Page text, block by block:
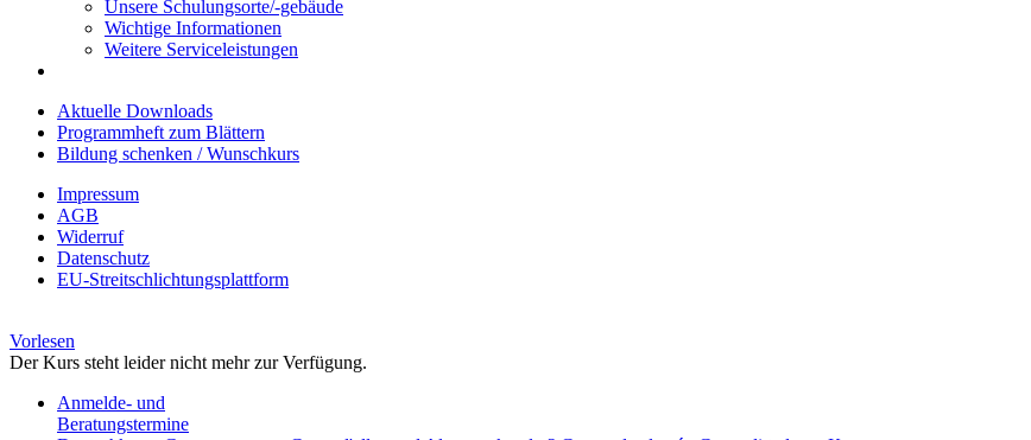
Unsere Schulungsorte/-gebäude
Wichtige Informationen
Weitere Serviceleistungen
Aktuelle Downloads
Programmheft zum Blättern
Bildung schenken / Wunschkurs
Impressum
AGB
Widerruf
Datenschutz
EU-Streitschlichtungsplattform
Vorlesen
Der Kurs steht leider nicht mehr zur Verfügung.
Anmelde- und
Beratungstermine